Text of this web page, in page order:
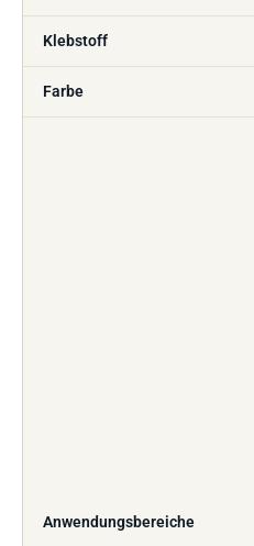
Klebstoff
Farbe
Anwendungsbereiche